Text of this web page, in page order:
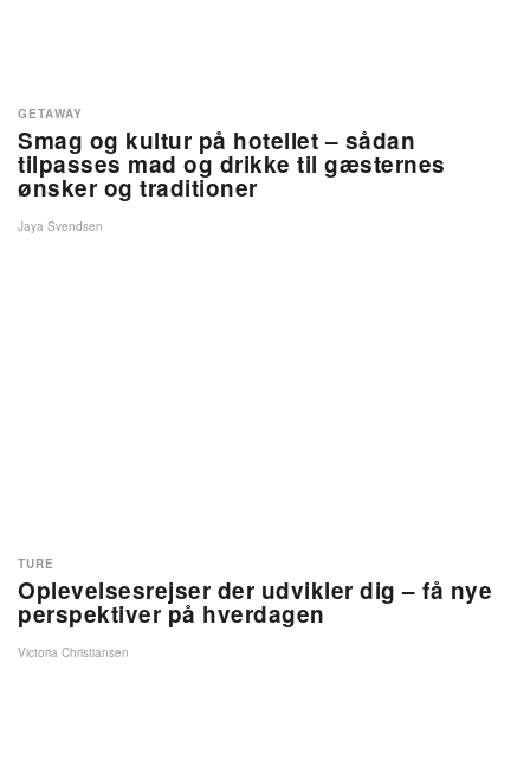
Smag og kultur på hotellet – sådan
tilpasses mad og drikke til gæsternes
ønsker og traditioner
GETAWAY
Jaya Svendsen
Oplevelsesrejser der udvikler dig – få nye
perspektiver på hverdagen
TURE
Victoria Christiansen